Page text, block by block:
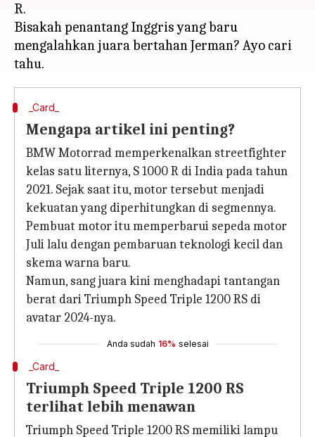
R.
Bisakah penantang Inggris yang baru
mengalahkan juara bertahan Jerman? Ayo cari
_Card_
Mengapa artikel ini penting?
BMW Motorrad memperkenalkan streetfighter
kelas satu liternya, S 1000 R di India pada tahun
2021. Sejak saat itu, motor tersebut menjadi
kekuatan yang diperhitungkan di segmennya.
Pembuat motor itu memperbarui sepeda motor
Juli lalu dengan pembaruan teknologi kecil dan
skema warna baru.
Namun, sang juara kini menghadapi tantangan
berat dari Triumph Speed ​​Triple 1200 RS di
avatar 2024-nya.
Anda sudah 16% selesai
_Card_
Triumph Speed ​​Triple 1200 RS
terlihat lebih menawan
Triumph Speed ​​​​Triple 1200 RS memiliki lampu